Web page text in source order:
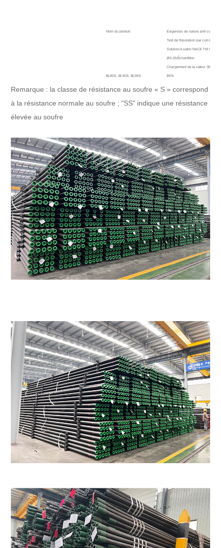
Nom du produit Exigences de nature anti-
Test de fissuration par corrosion
Solution A selon NACE TM 0177
Ø6.35/Échantillon
Chargement de la valeur SMYS
BL80S, BL90S, BL95S 85%
BL110SS 85%
Remarque : la classe de résistance au soufre « S » correspond
à la résistance normale au soufre ; "SS" indique une résistance
élevée au soufre